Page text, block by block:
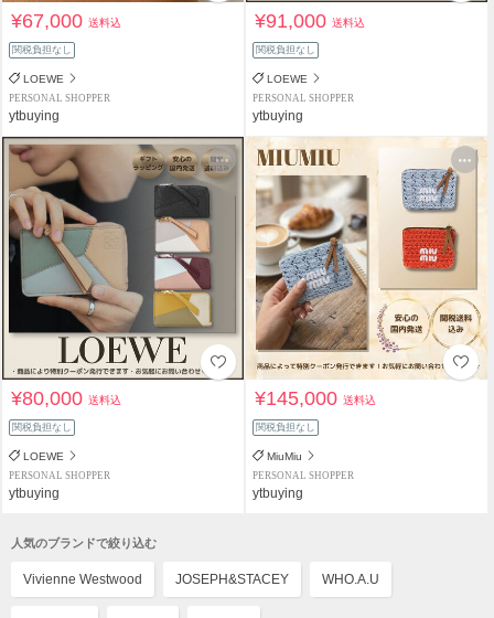
¥67,000送料込
関税負担なし
LOEWE
PERSONAL SHOPPER
ytbuying
¥91,000送料込
関税負担なし
LOEWE
PERSONAL SHOPPER
ytbuying
¥80,000送料込
関税負担なし
LOEWE
PERSONAL SHOPPER
ytbuying
¥145,000送料込
関税負担なし
MiuMiu
PERSONAL SHOPPER
ytbuying
人気のブランドで絞り込む
Vivienne Westwood JOSEPH&STACEY WHO.A.U